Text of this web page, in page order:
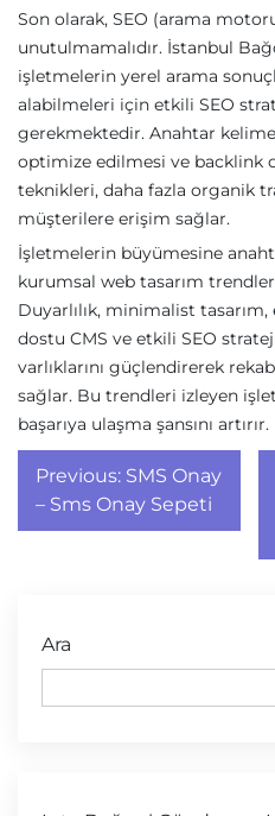
Son olarak, SEO (arama
unutulmamalıdır. İstanbul
işletmelerin yerel arama
alabilmeleri için etkili SEO
gerekmektedir. Anahtar
optimize edilmesi ve backlink
teknikleri, daha fazla organik
müşterilere erişim sağlar.
İşletmelerin büyümesine
kurumsal web tasarım
Duyarlılık, minimalist
dostu CMS ve etkili SEO
varlıklarını güçlendirerek
sağlar. Bu trendleri izleyen
başarıya ulaşma şansını artırır.
Yazı
gezinmesi
Previous: SMS Onay
– Sms Onay Sepeti
Ara